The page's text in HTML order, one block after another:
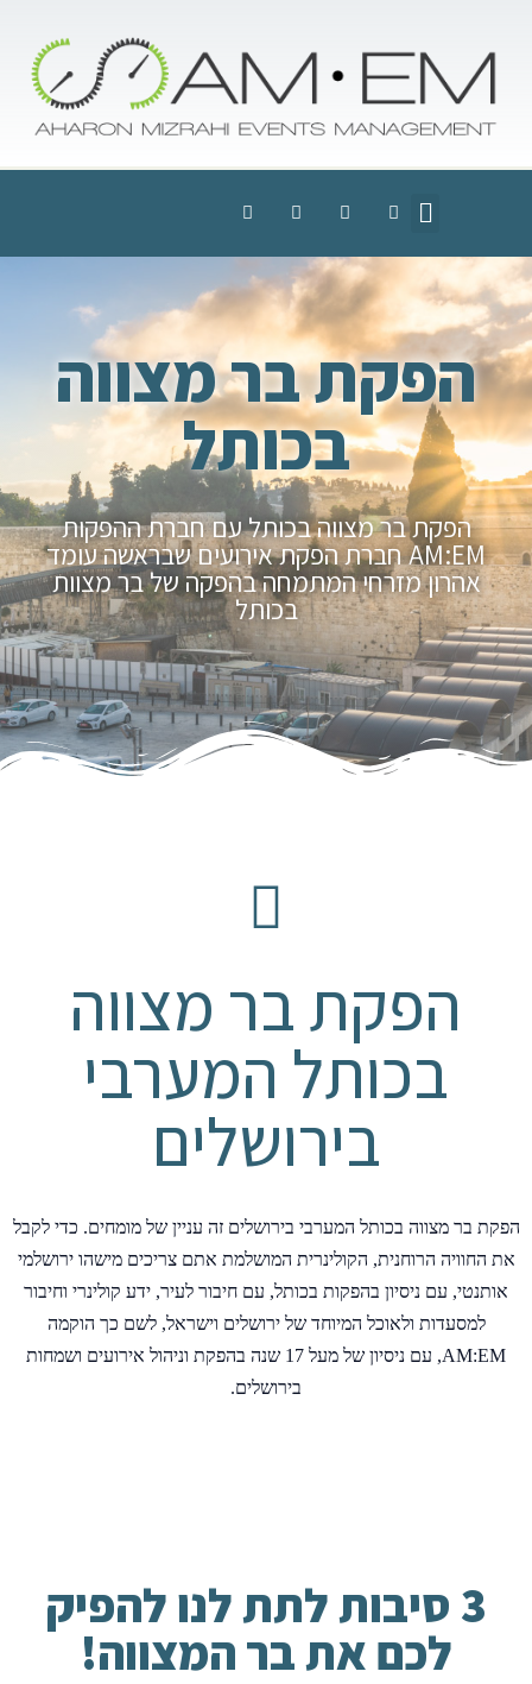
הפקת בר מצווה
בכותל
הפקת בר מצווה בכותל עם חברת ההפקות
AM:EM חברת הפקת אירועים שבראשה עומד
אהרון מזרחי המתמחה בהפקה של בר מצוות
בכותל
הפקת בר מצווה
בכותל המערבי
בירושלים
הפקת בר מצווה בכותל המערבי בירושלים זה עניין של מומחים. כדי לקבל
את החוויה הרוחנית, הקולינרית המושלמת אתם צריכים מישהו ירושלמי
אותנטי, עם ניסיון בהפקות בכותל, עם חיבור לעיר, ידע קולינרי וחיבור
למסעדות ולאוכל המיוחד של ירושלים וישראל, לשם כך הוקמה
AM:EM, עם ניסיון של מעל 17 שנה בהפקת וניהול אירועים ושמחות
בירושלים.
3 סיבות לתת לנו להפיק
לכם את בר המצווה!